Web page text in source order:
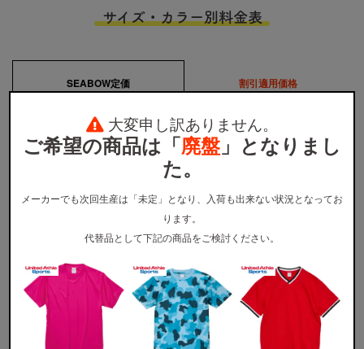
サイズ・カラー別料金表
SEABOW定価 割引適用価格
サイズ XS〜XL
全カラー 920円 1,120円
ウェア本体の税込価格です。プリント代金、送料などは含まれません。
無地注文、バッグ・タオル・キャップ等は、割引の対象外です。
カラー展開
大変申し訳ありません。
ご希望の商品は「廃盤」となりまし
た。
メーカーでも次回生産は「未定」となり、入荷も出来ない状況となってお
ります。
代替品として下記の商品をご検討ください。